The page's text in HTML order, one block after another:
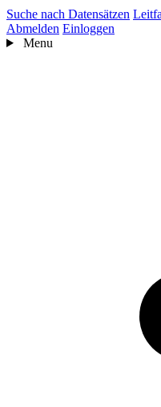
Suche nach Datensätzen
Abmelden Einloggen
Menu